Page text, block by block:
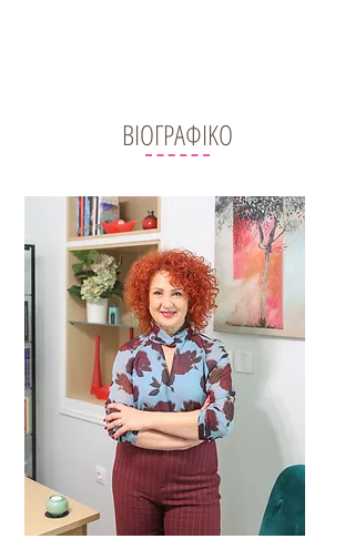
ΒΙΟΓΡΑΦΙΚΟ